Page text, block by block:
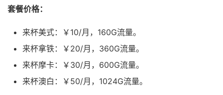
套餐价格：
来杯美式：￥10/月，160G流量。
来杯拿铁：￥20/月，360G流量。
来杯摩卡：￥30/月，600G流量。
来杯澳白：￥50/月，1024G流量。